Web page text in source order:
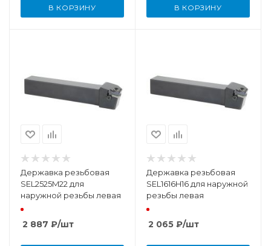
В КОРЗИНУ В КОРЗИНУ
Державка резьбовая
SEL2525M22 для
наружной резьбы левая
2 887 ₽/шт
Державка резьбовая
SEL1616H16 для наружной
резьбы левая
2 065 ₽/шт